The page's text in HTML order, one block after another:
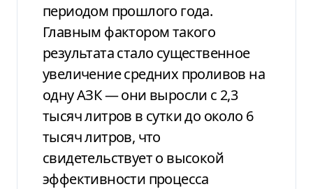
периодом прошлого года.
Главным фактором такого
результата стало существенное
увеличение средних проливов на
одну АЗК — они выросли с 2,3
тысяч литров в сутки до около 6
тысяч литров, что
свидетельствует о высокой
эффективности процесса